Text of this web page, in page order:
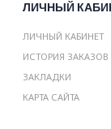
ЛИЧНЫЙ
ЛИЧНЫЙ КАБИНЕТ
ИСТОРИЯ ЗАКАЗОВ
ЗАКЛАДКИ
КАРТА САЙТА